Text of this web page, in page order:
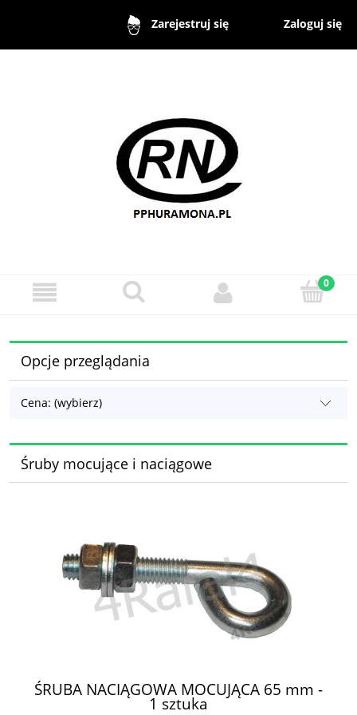
Zarejestruj się Zaloguj się
Opcje przeglądania
Cena: (wybierz)
Śruby mocujące i naciągowe
ŚRUBA NACIĄGOWA MOCUJĄCA 65 mm -
1 sztuka